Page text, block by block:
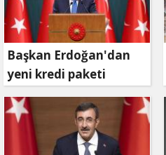
Başkan Erdoğan'dan
yeni kredi paketi
müjdesi: 6 ay geri
ödemesiz, 36 ay vadeli